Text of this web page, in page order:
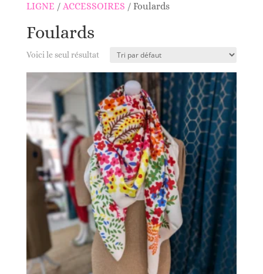
LIGNE / ACCESSOIRES / Foulards
Foulards
Voici le seul résultat